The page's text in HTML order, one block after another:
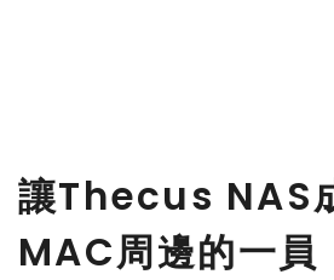
讓Thecus NAS
MAC周邊的一員